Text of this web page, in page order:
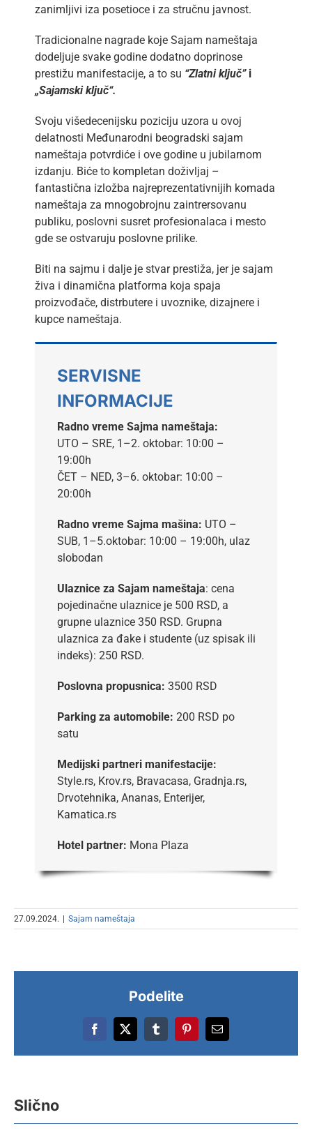
zanimljivi iza posetioce i za stručnu javnost.
Tradicionalne nagrade koje Sajam nameštaja
dodeljuje svake godine dodatno doprinose
prestižu manifestacije, a to su “Zlatni ključ” i
„Sajamski ključ“.
Svoju višedecenijsku poziciju uzora u ovoj
delatnosti Međunarodni beogradski sajam
nameštaja potvrdiće i ove godine u jubilarnom
izdanju. Biće to kompletan doživljaj –
fantastična izložba najreprezentativnijih komada
nameštaja za mnogobrojnu zaintrersovanu
publiku, poslovni susret profesionalaca i mesto
gde se ostvaruju poslovne prilike.
Biti na sajmu i dalje je stvar prestiža, jer je sajam
živa i dinamična platforma koja spaja
proizvođače, distrbutere i uvoznike, dizajnere i
kupce nameštaja.
SERVISNE
INFORMACIJE
Radno vreme Sajma nameštaja:
UTO – SRE, 1–2. oktobar: 10:00 –
19:00h
ČET – NED, 3–6. oktobar: 10:00 –
20:00h
Radno vreme Sajma mašina: UTO –
SUB, 1–5.oktobar: 10:00 – 19:00h, ulaz
slobodan
Ulaznice za Sajam nameštaja: cena
pojedinačne ulaznice je 500 RSD, a
grupne ulaznice 350 RSD. Grupna
ulaznica za đake i studente (uz spisak ili
indeks): 250 RSD.
Poslovna propusnica: 3500 RSD
Parking za automobile: 200 RSD po
satu
Medijski partneri manifestacije:
Style.rs, Krov.rs, Bravacasa, Gradnja.rs,
Drvotehnika, Ananas, Enterijer,
Kamatica.rs
Hotel partner: Mona Plaza
27.09.2024. | Sajam nameštaja
Podelite
Facebook
X TumblrPinterestEmail
Slično